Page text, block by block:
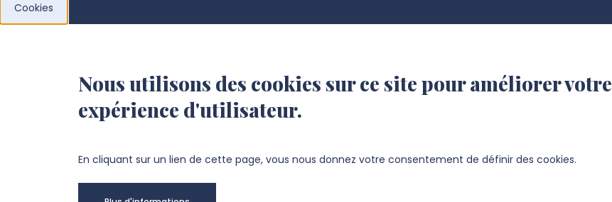
Campus Teinturerie
30, rue des Teinturiers, 80080 AMIENS
infos-arts@u-picardie.fr
Cookies
Nous utilisons des cookies sur ce site pour améliorer votre
expérience d'utilisateur.
En cliquant sur un lien de cette page, vous nous donnez votre consentement de définir des cookies.